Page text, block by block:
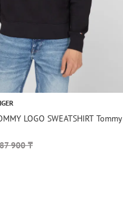
LOGO SWEATSHIRT Tommy
87 900 ₸